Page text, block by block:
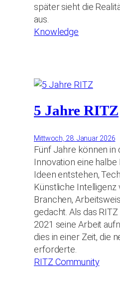
später sieht die
aus.
Knowledge
5 Jahre RITZ
Mittwoch, 28. Januar 2026
Fünf Jahre können in
Innovation eine halbe
Ideen entstehen,
Künstliche Intelligenz
Branchen,
gedacht. Als das
2021 seine Arbeit
dies in einer Zeit, die
erforderte.
RITZ Community